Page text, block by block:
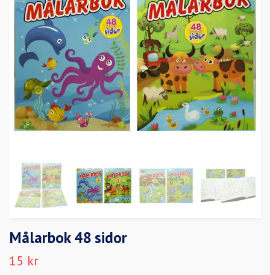
Målarbok 48 sidor
15 kr